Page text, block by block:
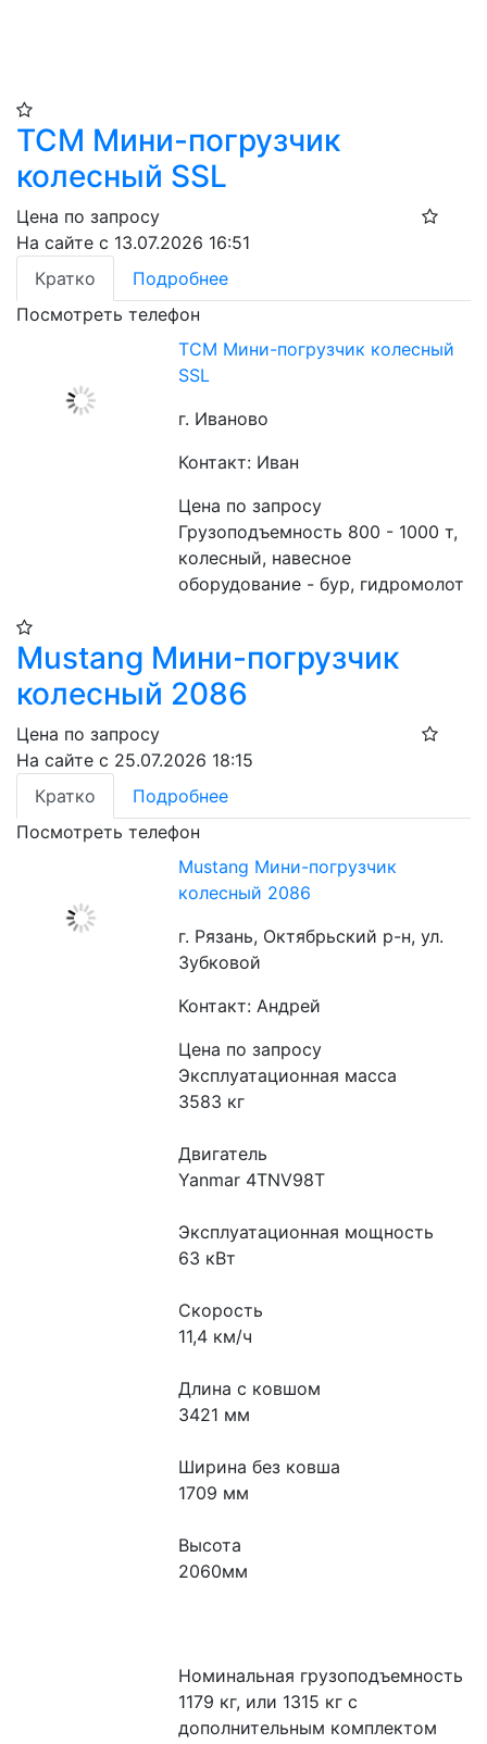
TCM Мини-погрузчик
колесный SSL
Цена по запросу
На сайте с 13.07.2026 16:51
Кратко
Подробнее
Посмотреть телефон
TCM Мини-погрузчик колесный
SSL
г. Иваново
Контакт: Иван
Цена по запросу
Грузоподъемность 800 - 1000 т,
колесный, навесное
оборудование - бур, гидромолот
Mustang Мини-погрузчик
колесный 2086
Цена по запросу
На сайте с 25.07.2026 18:15
Кратко
Подробнее
Посмотреть телефон
Mustang Мини-погрузчик
колесный 2086
г. Рязань, Октябрьский р-н, ул.
Зубковой
Контакт: Андрей
Цена по запросу
Эксплуатационная масса
3583 кг
Двигатель
Yanmar 4TNV98T
Эксплуатационная мощность
63 кВт
Скорость
11,4 км/ч
Длина с ковшом
3421 мм
Ширина без ковша
1709 мм
Высота
2060мм
Номинальная грузоподъемность
1179 кг, или 1315 кг с
дополнительным комплектом